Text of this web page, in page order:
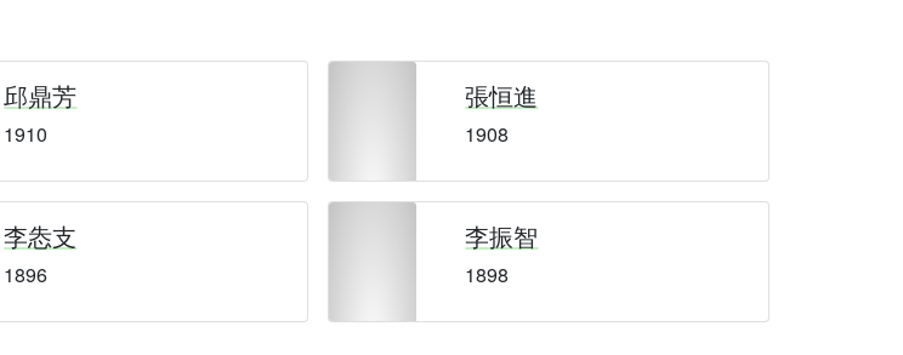
邱鼎芳
1910
張恒進
1908
李怣支
1896
李振智
1898